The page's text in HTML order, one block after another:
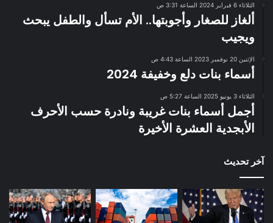
الثلاثاء 6 فبراير 2024 الساعة 3:31 ص
ألغاز للصغار وأجوبتها.. الأم تسأل والطفل يبحث
ويجيب
الإثنين 20 نوفمبر 2023 الساعة 4:43 ص
أسماء بنات دلع وخفيفة 2024
الثلاثاء 3 يونيو 2025 الساعة 5:27 ص
أجمل أسماء بنات غريبة ونادرة حسب الأحرف
الأبجدية العشرة الأخيرة
آخر تحديث